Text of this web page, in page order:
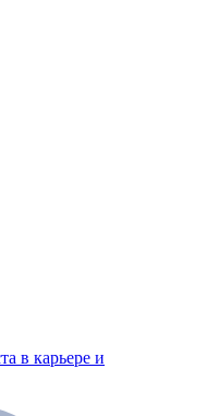
в карьере и